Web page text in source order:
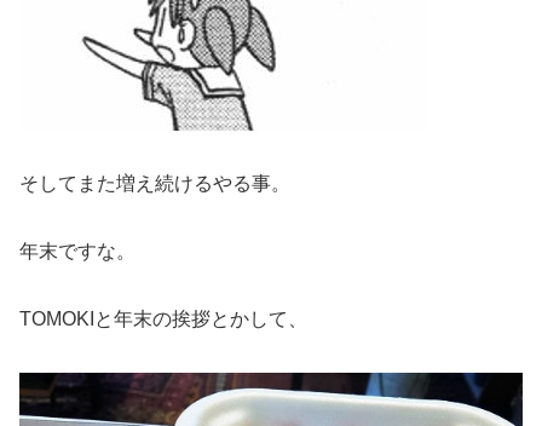
そしてまた増え続けるやる事。
年末ですな。
TOMOKIと年末の挨拶とかして、